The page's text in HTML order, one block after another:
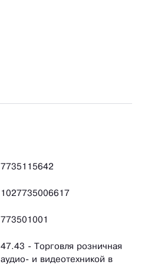
7735115642
1027735006617
773501001
47.43 - Торговля розничная
аудио- и видеотехникой в